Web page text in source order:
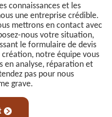
connaissances et les
une entreprise crédible.
mettrons en contact avec
nous votre situation,
le formulaire de devis
notre équipe vous
en analyse, réparation et
pas pour nous
grave.